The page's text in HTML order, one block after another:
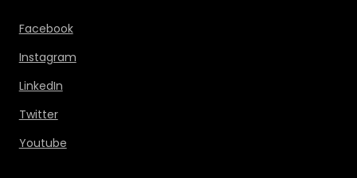
Facebook
Instagram
LinkedIn
Twitter
Youtube